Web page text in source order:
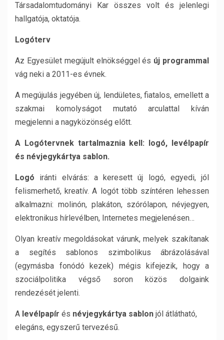
Társadalomtudományi Kar összes volt és jelenlegi
hallgatója, oktatója.
Logóterv
Az Egyesület megújult elnökséggel és új programmal
vág neki a 2011-es évnek.
A megújulás jegyében új, lendületes, fiatalos, emellett a
szakmai komolyságot mutató arculattal kíván
megjelenni a nagyközönség előtt.
A Logótervnek tartalmaznia kell: logó, levélpapír
és névjegykártya sablon.
Logó iránti elvárás: a keresett új logó, egyedi, jól
felismerhető, kreatív. A logót több színtéren lehessen
alkalmazni: molinón, plakáton, szórólapon, névjegyen,
elektronikus hírlevélben, Internetes megjelenésen…
Olyan kreatív megoldásokat várunk, melyek szakítanak
a segítés sablonos szimbolikus ábrázolásával
(egymásba fonódó kezek) mégis kifejezik, hogy a
szociálpolitika végső soron közös dolgaink
rendezését jelenti.
A levélpapír és névjegykártya sablon jól átlátható,
elegáns, egyszerű tervezésű.